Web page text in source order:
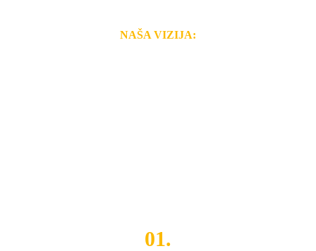
NAŠA VIZIJA:
01.